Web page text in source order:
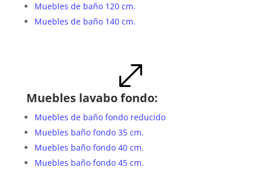
Muebles de baño 120 cm.
Muebles de baño 140 cm.
.
Muebles lavabo fondo:
Muebles de baño fondo reducido
Muebles baño fondo 35 cm.
Muebles baño fondo 40 cm.
Muebles baño fondo 45 cm.